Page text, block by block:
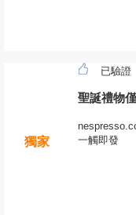
獨家
已驗證
聖誕禮物
一觸即發